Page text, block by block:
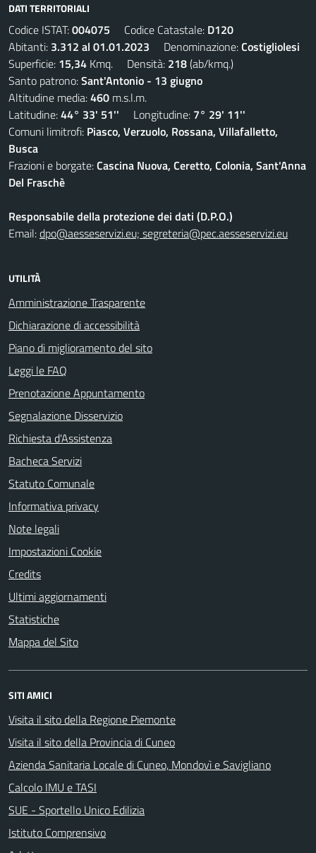
DATI TERRITORIALI
Codice ISTAT:004075 Codice Catastale: D120
Abitanti: 3.312 al 01.01.2023 Denominazione:Costigliolesi
Superficie: 15,34 Kmq. Densità: 218(ab/kmq.)
Santo patrono:Sant'Antonio - 13 giugno
Altitudine media:460 m.s.l.m.
Latitudine:44° 33' 51'' Longitudine: 7° 29' 11''
Comuni limitrofi: Piasco, Verzuolo, Rossana, Villafalletto,
Busca
Frazioni e borgate:Cascina Nuova, Ceretto, Colonia, Sant'Anna
Del Fraschè
Responsabile della protezione dei dati (D.P.O.)
Email:dpo@aesseservizi.eu; segreteria@pec.aesseservizi.eu
UTILITÀ
Amministrazione Trasparente
Dichiarazione di accessibilità
Piano di miglioramento del sito
Leggi le FAQ
Prenotazione Appuntamento
Segnalazione Disservizio
Richiesta d'Assistenza
Bacheca Servizi
Statuto Comunale
Informativa privacy
Note legali
Impostazioni Cookie
Credits
Ultimi aggiornamenti
Statistiche
Mappa del Sito
SITI AMICI
Visita il sito della Regione Piemonte
Visita il sito della Provincia di Cuneo
Azienda Sanitaria Locale di Cuneo, Mondovì e Savigliano
Calcolo IMU e TASI
SUE - Sportello Unico Edilizia
Istituto Comprensivo